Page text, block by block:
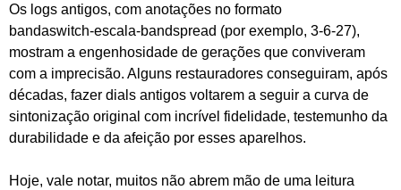
Os logs antigos, com anotações no formato
bandaswitch‑escala‑bandspread (por exemplo, 3‑6‑27),
mostram a engenhosidade de gerações que conviveram
com a imprecisão. Alguns restauradores conseguiram, após
décadas, fazer dials antigos voltarem a seguir a curva de
sintonização original com incrível fidelidade, testemunho da
durabilidade e da afeição por esses aparelhos.
Hoje, vale notar, muitos não abrem mão de uma leitura